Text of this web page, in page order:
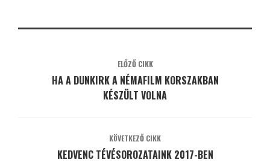
ELŐZŐ CIKK
HA A DUNKIRK A NÉMAFILM KORSZAKBAN
KÉSZÜLT VOLNA
KÖVETKEZŐ CIKK
KEDVENC TÉVÉSOROZATAINK 2017-BEN